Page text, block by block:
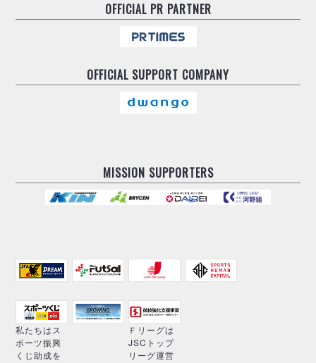
OFFICIALPR PARTNER
OFFICIAL SUPPORT COMPANY
MISSION SUPPORTERS
私たちはス
ポーツ振興
くじ助成を
Ｆリーグは
JSCトップ
リーグ運営